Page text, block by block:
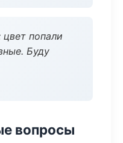
попали
Буду
вопросы